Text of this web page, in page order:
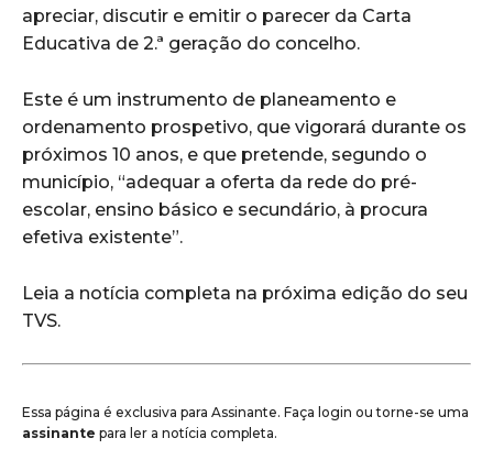
apreciar, discutir e emitir o parecer da Carta
Educativa de 2.ª geração do concelho.
Este é um instrumento de planeamento e
ordenamento prospetivo, que vigorará durante os
próximos 10 anos, e que pretende, segundo o
município, “adequar a oferta da rede do pré-
escolar, ensino básico e secundário, à procura
efetiva existente”.
Leia a notícia completa na próxima edição do seu
TVS.
Essa página é exclusiva para Assinante. Faça login ou torne-se uma
assinante para ler a notícia completa.